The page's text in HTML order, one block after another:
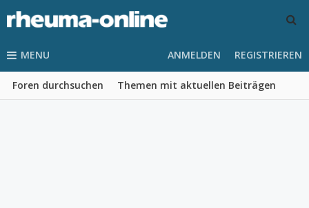
MENU
Foren durchsuchen Themen mit aktuellen Beiträgen
ANMELDEN REGISTRIEREN